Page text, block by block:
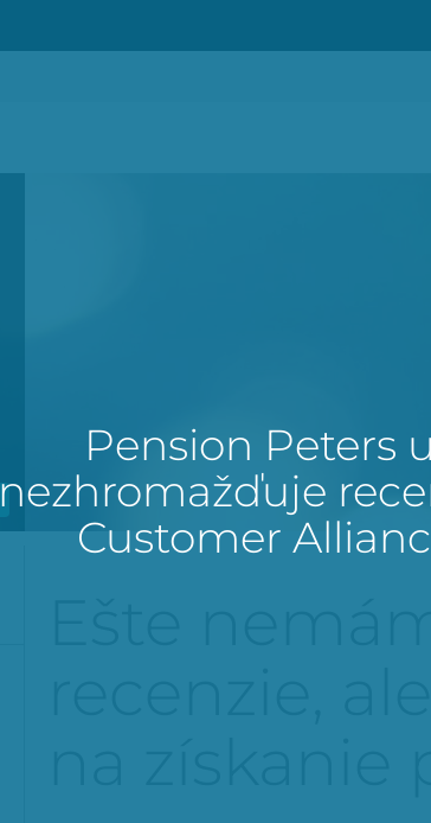
Pension Peters
nezhromažďuje
Customer